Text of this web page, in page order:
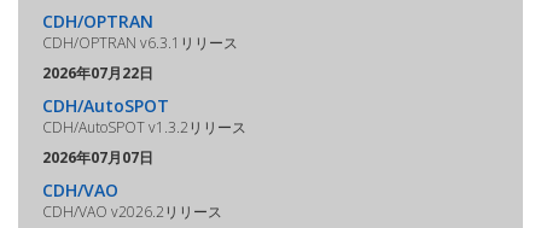
CDH/OPTRAN
CDH/OPTRAN v6.3.1リリース
2026年07月22日
CDH/AutoSPOT
CDH/AutoSPOT v1.3.2リリース
2026年07月07日
CDH/VAO
CDH/VAO v2026.2リリース